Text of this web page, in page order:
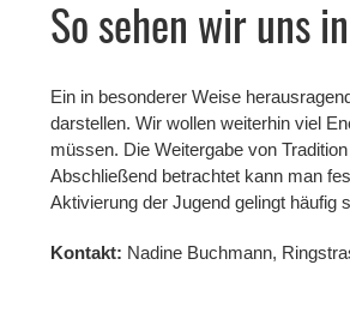
So sehen wir uns
Ein in besonderer Weise
darstellen. Wir wollen weiterhin viel
müssen. Die Weitergabe von
Abschließend betrachtet kann man
Aktivierung der Jugend gelingt häufig
Kontakt: Nadine Buchmann,